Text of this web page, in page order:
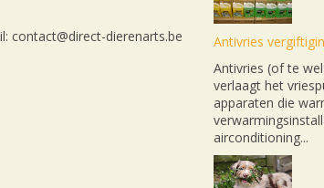
contact@direct-dierenarts.be
Antivries
Antivries (of te
verlaagt het
apparaten die
airconditioning...